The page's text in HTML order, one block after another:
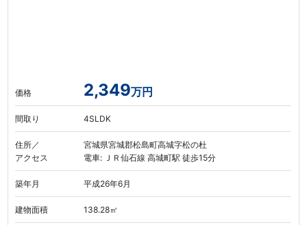
価格 2,349万円
間取り 4SLDK
住所／
アクセス
宮城県宮城郡松島町高城字松の杜
電車: ＪＲ仙石線 高城町駅 徒歩15分
築年月 平成26年6月
建物面積 138.28㎡